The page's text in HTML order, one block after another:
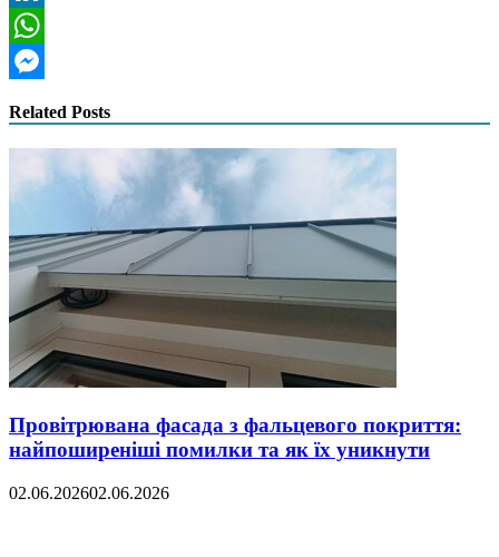
LinkedIn
WhatsApp
Related Posts
Провітрювана фасада з фальцевого покриття:
найпоширеніші помилки та як їх уникнути
02.06.202602.06.2026